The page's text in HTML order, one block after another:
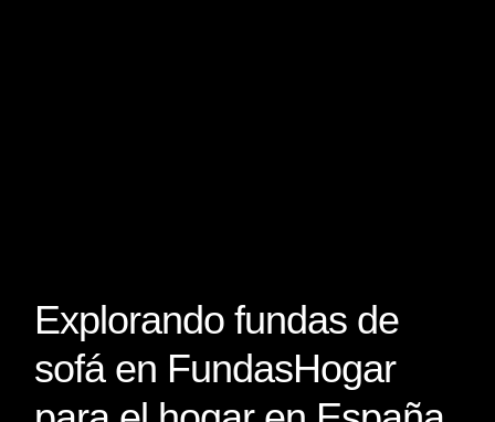
Explorando fundas de
sofá en FundasHogar